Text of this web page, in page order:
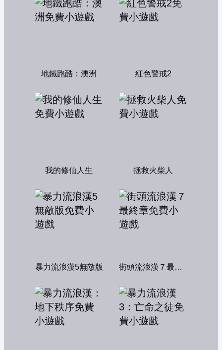
地鐵跑酷：澳洲 紅色警戒2
我的修仙人生 拯救火柴人
暴力流浪漢5無敵版 街頭流浪漢７最終章